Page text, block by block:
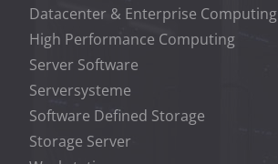
Datacenter & Enterprise Computing
High Performance Computing
Server Software
Serversysteme
Software Defined Storage
Storage Server